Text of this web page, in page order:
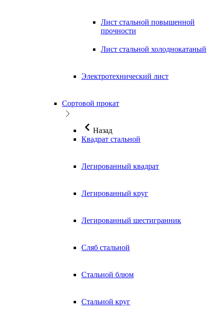
Лист стальной повышенной
прочности
Лист стальной холоднокатаный
Электротехнический лист
Сортовой прокат
Назад
Квадрат стальной
Легированный квадрат
Легированный круг
Легированный шестигранник
Сляб стальной
Стальной блюм
Стальной круг